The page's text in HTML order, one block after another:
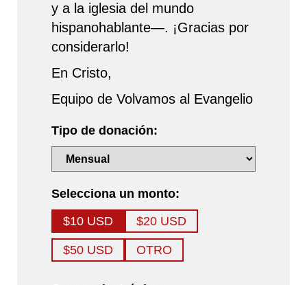
y a la iglesia del mundo
hispanohablante—. ¡Gracias por
considerarlo!
En Cristo,
Equipo de Volvamos al Evangelio
Tipo de donación:
Selecciona un monto:
$10 USD
$20 USD
$50 USD OTRO